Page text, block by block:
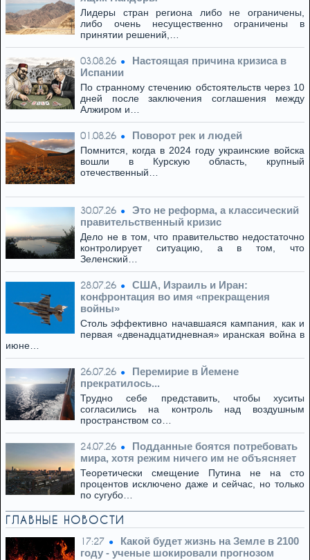
Лидеры стран региона либо не ограничены,
либо очень несущественно ограничены в
принятии решений,…
03.08.26
Настоящая причина кризиса в
Испании
По странному стечению обстоятельств через 10
дней после заключения соглашения между
Алжиром и…
01.08.26 Поворот рек и людей
Помнится, когда в 2024 году украинские войска
вошли в Курскую область, крупный
отечественный…
30.07.26
Это не реформа, а классический
правительственный кризис
Дело не в том, что правительство недостаточно
контролирует ситуацию, а в том, что
Зеленский…
28.07.26
США, Израиль и Иран:
конфронтация во имя «прекращения
войны»
Столь эффективно начавшаяся кампания, как и
первая «двенадцатидневная» иранская война в
июне…
26.07.26
Перемирие в Йемене
прекратилось...
Трудно себе представить, чтобы хуситы
согласились на контроль над воздушным
пространством со…
24.07.26
Подданные боятся потребовать
мира, хотя режим ничего им не объясняет
Теоретически смещение Путина не на сто
процентов исключено даже и сейчас, но только
по сугубо…
ГЛАВНЫЕ НОВОСТИ
17:27
Какой будет жизнь на Земле в 2100
году - ученые шокировали прогнозом